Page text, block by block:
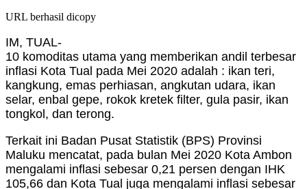
URL berhasil dicopy
IM, TUAL-
10 komoditas utama yang memberikan andil terbesar
inflasi Kota Tual pada Mei 2020 adalah : ikan teri,
kangkung, emas perhiasan, angkutan udara, ikan
selar, enbal gepe, rokok kretek filter, gula pasir, ikan
tongkol, dan terong.
Terkait ini Badan Pusat Statistik (BPS) Provinsi
Maluku mencatat, pada bulan Mei 2020 Kota Ambon
mengalami inflasi sebesar 0,21 persen dengan IHK
105,66 dan Kota Tual juga mengalami inflasi sebesar